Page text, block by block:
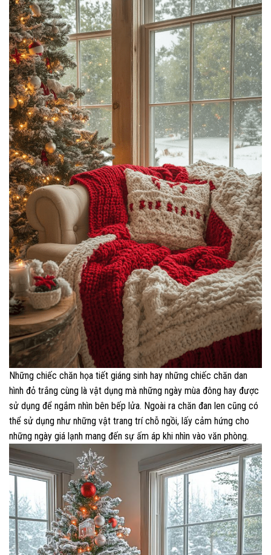
Những chiếc chăn họa tiết giáng sinh hay những chiếc chăn dan
hình đỏ trắng cùng là vật dụng mà những ngày mùa đông hay được
sử dụng để ngắm nhìn bên bếp lửa. Ngoài ra chăn đan len cũng có
thể sử dụng như những vật trang trí chỗ ngồi, lấy cảm hứng cho
những ngày giá lạnh mang đến sự ấm áp khi nhìn vào văn phòng.